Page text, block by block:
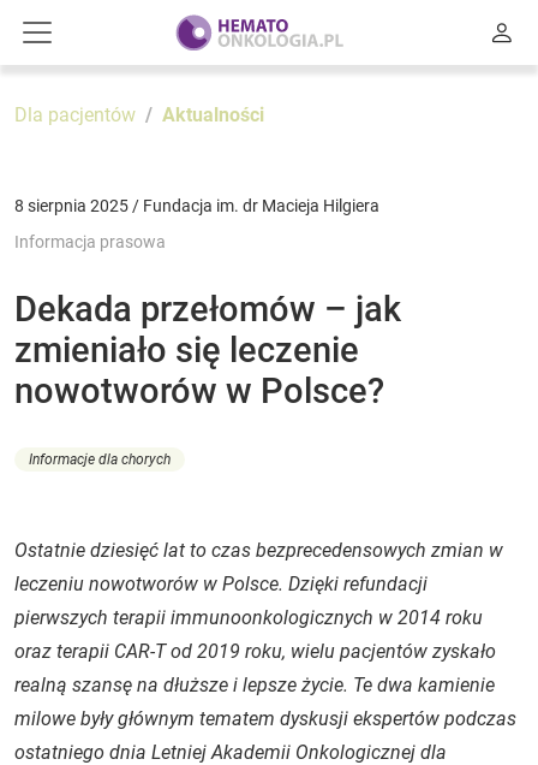
Dla pacjentów Aktualności
8 sierpnia 2025 / Fundacja im. dr Macieja Hilgiera
Informacja prasowa
Dekada przełomów – jak
zmieniało się leczenie
nowotworów w Polsce?
Informacje dla chorych
Ostatnie dziesięć lat to czas bezprecedensowych zmian w
leczeniu nowotworów w Polsce. Dzięki refundacji
pierwszych terapii immunoonkologicznych w 2014 roku
oraz terapii CAR-T od 2019 roku, wielu pacjentów zyskało
realną szansę na dłuższe i lepsze życie. Te dwa kamienie
milowe były głównym tematem dyskusji ekspertów podczas
ostatniego dnia Letniej Akademii Onkologicznej dla